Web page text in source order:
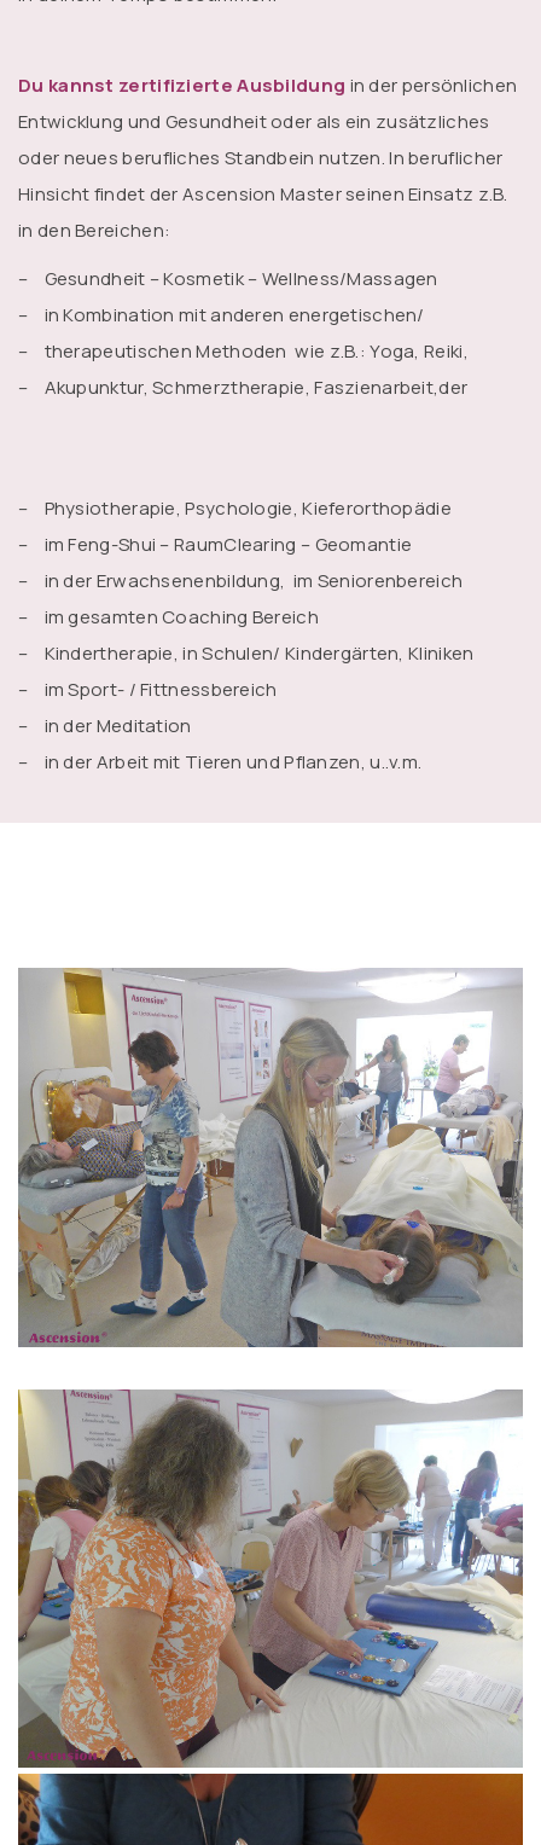
Du kannst zertifizierte Ausbildung in der persönlichen
Entwicklung und Gesundheit oder als ein zusätzliches
oder neues berufliches Standbein nutzen. In beruflicher
Hinsicht findet der Ascension Master seinen Einsatz z.B.
in den Bereichen:
– Gesundheit – Kosmetik – Wellness/Massagen
– in Kombination mit anderen energetischen/
– therapeutischen Methoden wie z.B.: Yoga, Reiki,
– Akupunktur, Schmerztherapie, Faszienarbeit,der
– Physiotherapie, Psychologie, Kieferorthopädie
– im Feng-Shui – RaumClearing – Geomantie
– in der Erwachsenenbildung, im Seniorenbereich
– im gesamten Coaching Bereich
– Kindertherapie, in Schulen/ Kindergärten, Kliniken
– im Sport- / Fittnessbereich
– in der Meditation
– in der Arbeit mit Tieren und Pflanzen, u..v.m.